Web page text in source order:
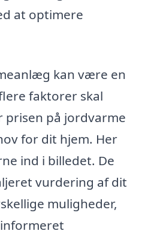
at optimere
kan være en
faktorer skal
prisen på jordvarme
for dit hjem. Her
ind i billedet. De
vurdering af dit
muligheder,